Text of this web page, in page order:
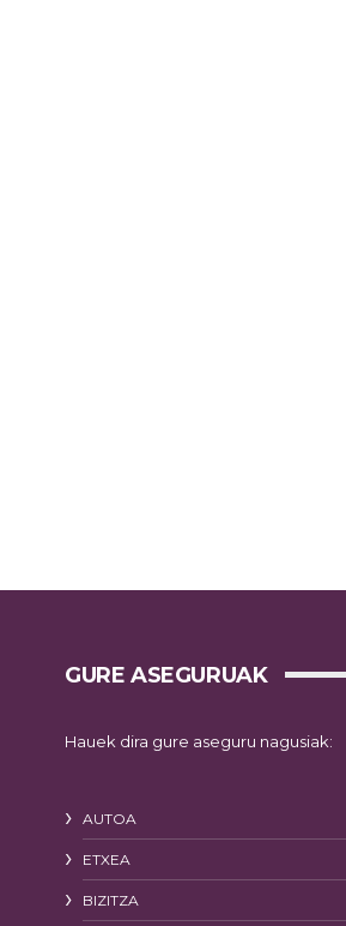
GURE ASEGURUAK
Hauek dira gure aseguru nagusiak:
AUTOA
ETXEA
BIZITZA